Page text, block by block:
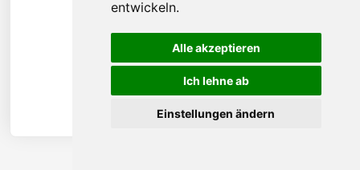
entwickeln.
Alle akzeptieren
Ich lehne ab
Einstellungen ändern